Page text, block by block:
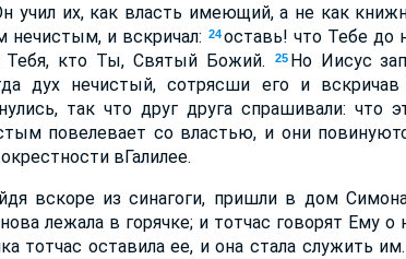
учил их, как власть имеющий, а не как
нечистым, и вскричал: 24 оставь! что Тебе до
Тебя, кто Ты, Святый Божий.
25 Но Иисус
дух нечистый, сотрясши его и
так что друг друга спрашивали: что
повелевает со властью, и они
вГалилее.
вскоре из синагоги, пришли в дом
лежала в горячке; и тотчас говорят Ему о
тотчас оставила ее, и она стала служить им.